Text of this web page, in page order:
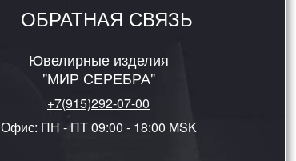
ОБРАТНАЯ СВЯЗЬ
Ювелирные изделия
"МИР СЕРЕБРА"
+7(915)292-07-00
Офис: ПН - ПТ 09:00 - 18:00 MSK